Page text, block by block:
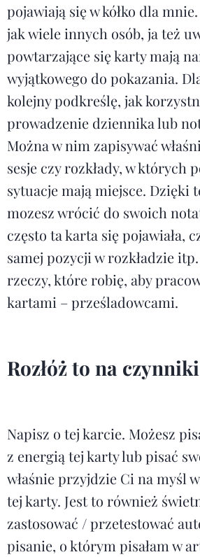
pojawiają się w kółko dla
jak wiele innych osób, ja też
powtarzające się karty mają
wyjątkowego do pokazania.
kolejny podkreślę, jak
prowadzenie dziennika lub
Można w nim zapisywać
sesje czy rozkłady, w których
sytuacje mają miejsce. Dzięki
mozesz wrócić do swoich
często ta karta się pojawiała,
samej pozycji w rozkładzie
rzeczy, które robię, aby
kartami – prześladowcami.
Rozłóż to na
Napisz o tej karcie. Możesz
z energią tej karty lub pisać
właśnie przyjdzie Ci na myśl
tej karty. Jest to również
zastosować / przetestować
pisanie, o którym pisałam w